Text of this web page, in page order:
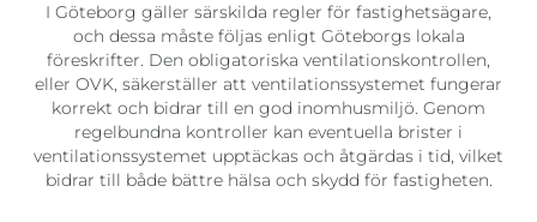
I Göteborg gäller särskilda regler för fastighetsägare,
och dessa måste följas enligt Göteborgs lokala
föreskrifter. Den obligatoriska ventilationskontrollen,
eller OVK, säkerställer att ventilationssystemet fungerar
korrekt och bidrar till en god inomhusmiljö. Genom
regelbundna kontroller kan eventuella brister i
ventilationssystemet upptäckas och åtgärdas i tid, vilket
bidrar till både bättre hälsa och skydd för fastigheten.